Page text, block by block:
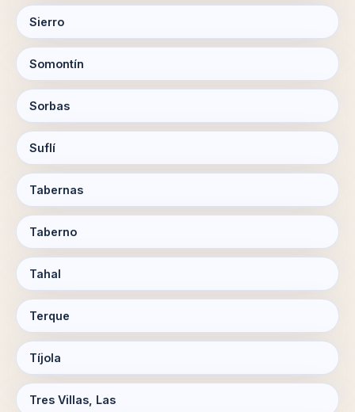
Sierro
Somontín
Sorbas
Suflí
Tabernas
Taberno
Tahal
Terque
Tíjola
Tres Villas, Las